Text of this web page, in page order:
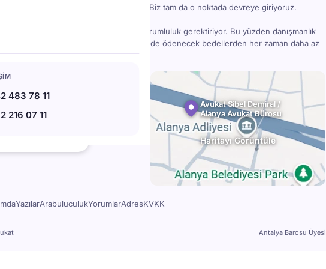
483 78 11
216 07 11
madde gözden kaçınca işler karışabilir. Biz tam da o noktada devreye giriyoruz.
bilgi, deneyim, zaman ve sorumluluk gerektiriyor. Bu yüzden danışmanlık
— ama doğru hukuki destek, ileride ödenecek bedellerden her zaman daha az
11
Blv. No:220, 07400 Alanya
Avukat Sibel Demiral /
Alanya Avukat Bürosu
Haritayı Görüntüle
YazılarArabuluculukYorumlarAdresKVKK
Antalya Barosu Üyesi